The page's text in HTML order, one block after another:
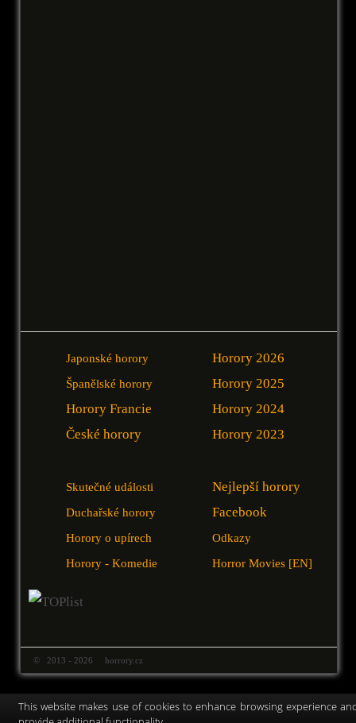
Japonské horory
Španělské horory
Horory Francie
České horory
Horory 2026
Horory 2025
Horory 2024
Horory 2023
Skutečné události
Duchařské horory
Horory o upírech
Horory - Komedie
Nejlepší horory
Facebook
Odkazy
Horror Movies [EN]
© 2013 - 2026 horrory.cz
This website makes use of cookies to enhance browsing experience